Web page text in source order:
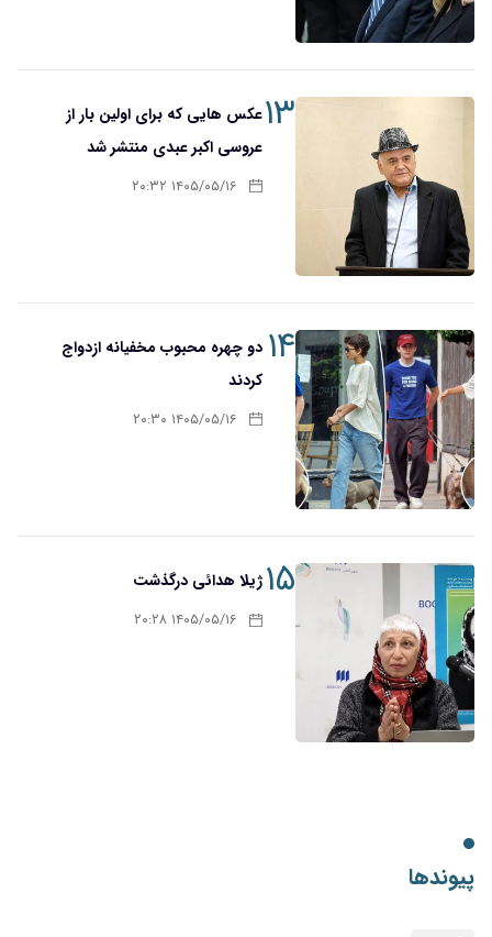
۱۳عکس هایی که برای اولین بار از
عروسی اکبر عبدی منتشر شد
۱۴۰۵/۰۵/۱۶ ۲۰:۳۲
۱۴ دو چهره محبوب مخفیانه ازدواج
کردند
۱۴۰۵/۰۵/۱۶ ۲۰:۳۰
۱۵ژیلا هدائی درگذشت
۱۴۰۵/۰۵/۱۶ ۲۰:۲۸
پیوندها